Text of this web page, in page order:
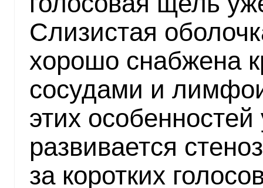
Слизистая
хорошо снабжена
сосудами и
этих
развивается
за коротких